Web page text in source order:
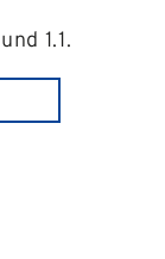
1.1.